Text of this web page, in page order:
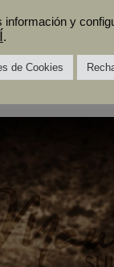
Sandra
información y
.
de Cookies